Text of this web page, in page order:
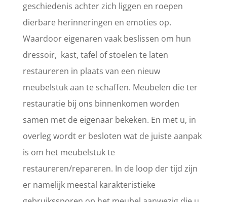
geschiedenis achter zich liggen en roepen
dierbare herinneringen en emoties op.
Waardoor eigenaren vaak beslissen om hun
dressoir, kast, tafel of stoelen te laten
restaureren in plaats van een nieuw
meubelstuk aan te schaffen. Meubelen die ter
restauratie bij ons binnenkomen worden
samen met de eigenaar bekeken. En met u, in
overleg wordt er besloten wat de juiste aanpak
is om het meubelstuk te
restaureren/repareren. In de loop der tijd zijn
er namelijk meestal karakteristieke